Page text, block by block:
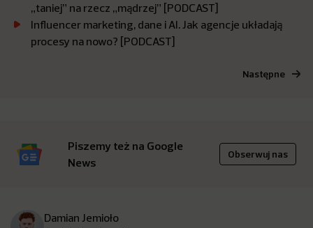
„taniej” na rzecz „mądrzej” [PODCAST]
Influencer marketing, dane i AI. Jak agencje układają
procesy na nowo? [PODCAST]
Następne
Piszemy też na Google
News
Obserwuj nas
Damian Jemioło